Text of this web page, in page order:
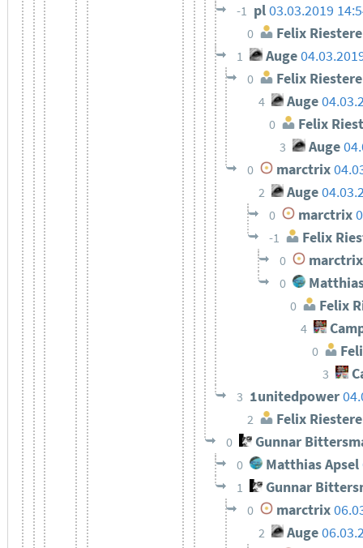
-1 pl03.03.2019
0 Felix
1 Auge
0 Felix
4 Auge
0 Felix
3 Auge
0 marctrix
2 Auge
0 marctrix
-1 Felix
0 marctrix
0
0 Felix
4
0
3
3 1unitedpower
2 Felix
0 Gunnar
0 Matthias Apsel
1 Gunnar
0 marctrix
2 Auge